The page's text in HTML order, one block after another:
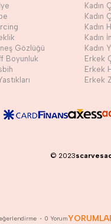
Gözlüğü
Boyunluk
Kadın
Kadın
Kadın
Kadın
Kadın
Erkek
Erkek
Erkek
© 2023
• 0 Yorum